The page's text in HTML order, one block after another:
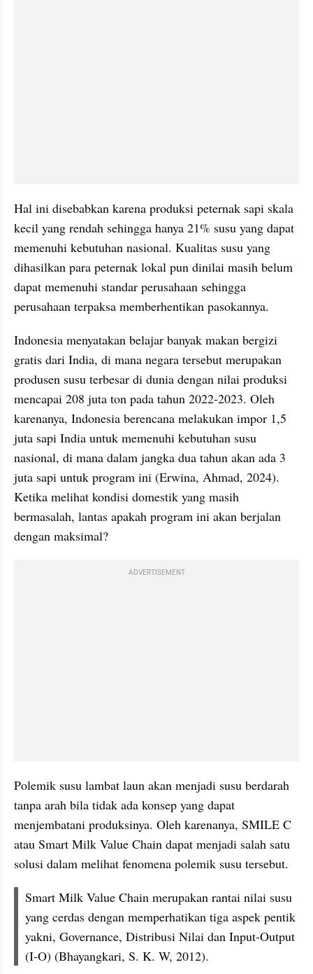
Hal ini disebabkan karena produksi peternak sapi skala
kecil yang rendah sehingga hanya 21% susu yang dapat
memenuhi kebutuhan nasional. Kualitas susu yang
dihasilkan para peternak lokal pun dinilai masih belum
dapat memenuhi standar perusahaan sehingga
perusahaan terpaksa memberhentikan pasokannya.
Indonesia menyatakan belajar banyak makan bergizi
gratis dari India, di mana negara tersebut merupakan
produsen susu terbesar di dunia dengan nilai produksi
mencapai 208 juta ton pada tahun 2022-2023. Oleh
karenanya, Indonesia berencana melakukan impor 1,5
juta sapi India untuk memenuhi kebutuhan susu
nasional, di mana dalam jangka dua tahun akan ada 3
juta sapi untuk program ini (Erwina, Ahmad, 2024).
Ketika melihat kondisi domestik yang masih
bermasalah, lantas apakah program ini akan berjalan
dengan maksimal?
ADVERTISEMENT
Polemik susu lambat laun akan menjadi susu berdarah
tanpa arah bila tidak ada konsep yang dapat
menjembatani produksinya. Oleh karenanya, SMILE C
atau Smart Milk Value Chain dapat menjadi salah satu
solusi dalam melihat fenomena polemik susu tersebut.
Smart Milk Value Chain merupakan rantai nilai susu
yang cerdas dengan memperhatikan tiga aspek pentik
yakni, Governance, Distribusi Nilai dan Input-Output
(I-O) (Bhayangkari, S. K. W, 2012).